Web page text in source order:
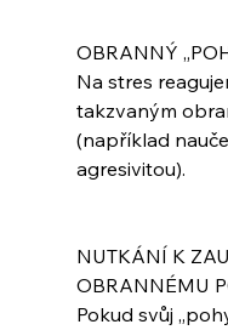
OBRANNÝ
Na stres
takzvaným
(například
agresivitou).
NUTKÁNÍ K
OBRANNÉMU
Pokud svůj